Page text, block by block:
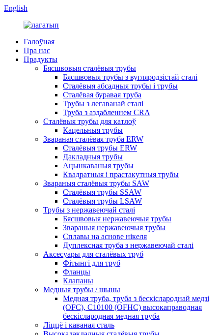
English
Галоўная
Пра нас
Прадукты
Бясшвовыя сталёвыя трубы
Бясшвовыя трубы з вугляродзістай сталі
Сталёвыя абсадныя трубы і трубы
Сталёвая буравая труба
Трубы з легаванай сталі
Труба з аздабленнем CRA
Сталёвыя трубы для катлоў
Кацельныя трубы
Звараная сталёвая труба ERW
Сталёвыя трубы ERW
Дакладныя трубы
Ацынкаваныя трубы
Квадратныя і прастакутныя трубы
Звараныя сталёвыя трубы SAW
Сталёвыя трубы SSAW
Сталёвыя трубы LSAW
Трубы з нержавеючай сталі
Бясшвовыя нержавеючыя трубы
Звараныя нержавеючыя трубы
Сплавы на аснове нікеля
Дуплексная труба з нержавеючай сталі
Аксесуары для сталёвых труб
Фітынгі для труб
Фланцы
Клапаны
Медныя трубы / шыны
Медная труба, труба з бескіслароднай медзі
(OFC), C10100 (OFHC) высокаправодная
бескіслародная медная труба
Ліццё і каваная сталь